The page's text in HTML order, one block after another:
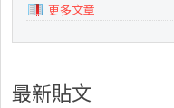
更多文章
最新貼文